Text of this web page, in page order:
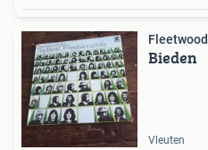
Bieden
Vleuten